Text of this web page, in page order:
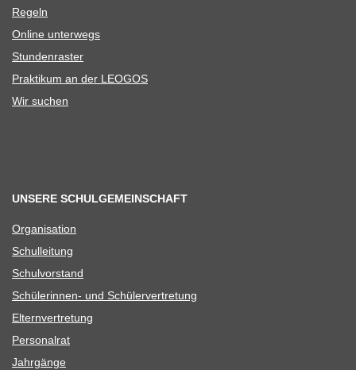
Regeln
Online unter­wegs
Stun­den­ras­ter
Prak­ti­kum an der LEOGOS
Wir suchen
UNSERE SCHULGEMEINSCHAFT
Orga­ni­sa­tion
Schul­lei­tung
Schul­vor­stand
Schü­le­rin­nen- und Schülervertretung
Eltern­ver­tre­tung
Per­so­nal­rat
Jahr­gänge